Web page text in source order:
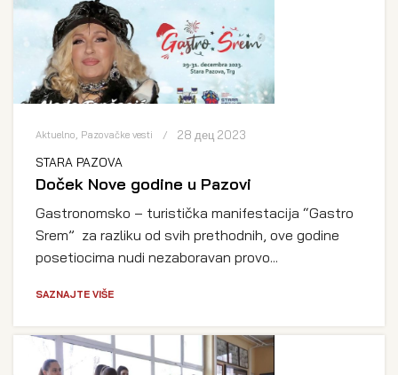
Aktuelno Pazovačke vesti 28 дец 2023
STARA PAZOVA
Doček Nove godine u Pazovi
Gastronomsko – turistička manifestacija “Gastro
Srem” za razliku od svih prethodnih, ove godine
posetiocima nudi nezaboravan provo...
SAZNAJTE VIŠE